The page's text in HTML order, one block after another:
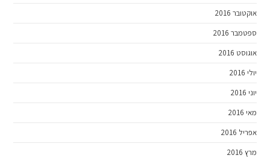
אוקטובר 2016
ספטמבר 2016
אוגוסט 2016
יולי 2016
יוני 2016
מאי 2016
אפריל 2016
מרץ 2016